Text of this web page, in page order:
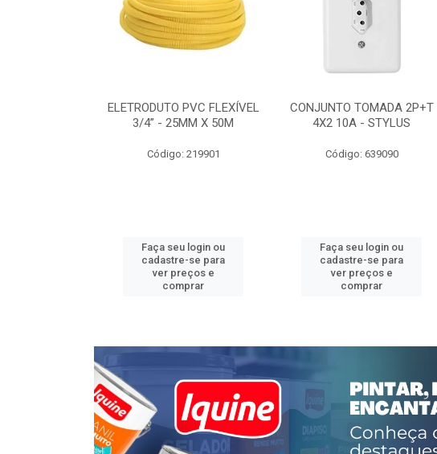
ELETRODUTO PVC FLEXÍVEL
3/4” - 25MM X 50M
Código: 219901
Faça seu login ou
cadastre-se para
ver preços e
comprar
CONJUNTO TOMADA 2P+T
4X2 10A - STYLUS
Código: 639090
Faça seu login ou
cadastre-se para
ver preços e
comprar